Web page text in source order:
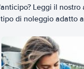
Leggi il nostro
di noleggio adatto